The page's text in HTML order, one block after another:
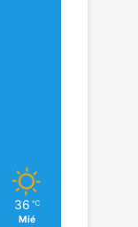
36 ℃
Mié